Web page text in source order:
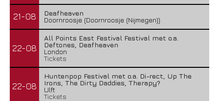
21-08
Deafheaven
Doornroosje (Doornroosje (Nijmegen))
22-08
All Points East Festival Festival met o.a.
Deftones, Deafheaven
London
Tickets
22-08
Huntenpop Festival met o.a. Di-rect, Up The
Irons, The Dirty Daddies, Therapy?
Ulft
Tickets